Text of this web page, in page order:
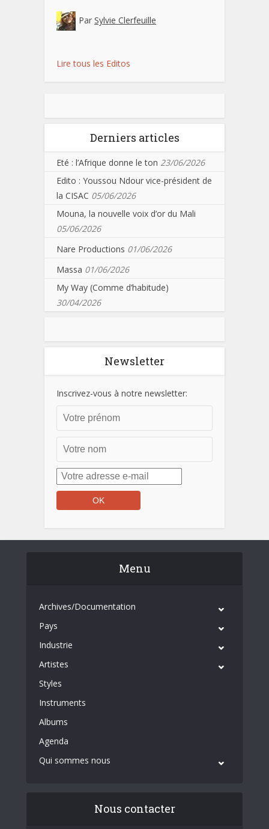
Par Sylvie Clerfeuille
Lire tous les Editos
Derniers articles
Eté : l’Afrique donne le ton 23/06/2026
Edito : Youssou Ndour vice-président de
la CISAC 05/06/2026
Mouna, la nouvelle voix d’or du Mali
05/06/2026
Nare Productions 01/06/2026
Massa 01/06/2026
My Way (Comme d’habitude)
30/04/2026
Newsletter
Inscrivez-vous à notre newsletter:
Menu
Archives/Documentation
Pays
Industrie
Artistes
Styles
Instruments
Albums
Agenda
Qui sommes nous
Nous contacter